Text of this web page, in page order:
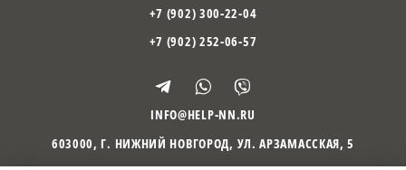
+7 (902) 300-22-04
+7 (902) 252-06-57
INFO@HELP-NN.RU
603000, Г. НИЖНИЙ НОВГОРОД, УЛ. АРЗАМАССКАЯ, 5